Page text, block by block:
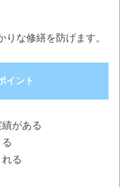
な修繕を防げます。
イント
がある
る